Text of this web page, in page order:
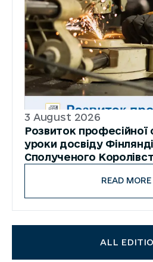
3 August 2026
Розвиток професійної
уроки досвіду
Сполученого
READ MORE
ALL